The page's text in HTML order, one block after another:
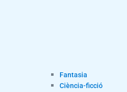
Fantasia
Ciència-ficció